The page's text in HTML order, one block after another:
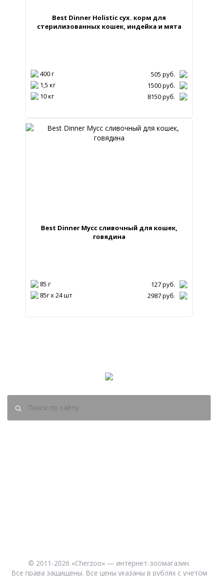
Best Dinner Holistic сух. корм для
стерилизованных кошек, индейка и мята
400 г 505 руб.
1,5 кг
1500руб.
10 кг
8150руб.
Best Dinner Мусс сливочный для кошек,
говядина
85 г 127руб.
85г х 24 шт
2987руб.
© 2011-2026 «Cherzoo» — интернет-зоомагазин.
Все права защищены. Все цены указаны в рублях с учетом